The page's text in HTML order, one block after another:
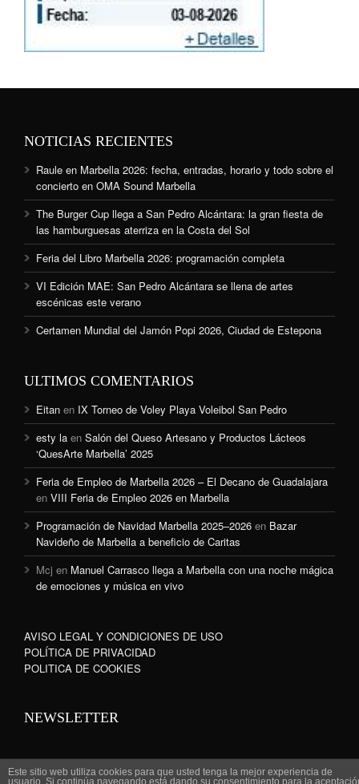
NOTICIAS RECIENTES
Raule en Marbella 2026: fecha, entradas, horario y todo sobre el
concierto en OMA Sound Marbella
The Burger Cup llega a San Pedro Alcántara: la gran fiesta de
las hamburguesas aterriza en la Costa del Sol
Feria del Libro Marbella 2026: programación completa
VI Edición MAE: San Pedro Alcántara se llena de artes
escénicas este verano
Certamen Mundial del Jamón Popi 2026, Ciudad de Estepona
ULTIMOS COMENTARIOS
Eitan en IX Torneo de Voley Playa Voleibol San Pedro
esty la en Salón del Queso Artesano y Productos Lácteos
‘QuesArte Marbella’ 2025
Feria de Empleo de Marbella 2026 – El Decano de Guadalajara
en VIII Feria de Empleo 2026 en Marbella
Programación de Navidad Marbella 2025–2026 en Bazar
Navideño de Marbella a beneficio de Caritas
Mcj en Manuel Carrasco llega a Marbella con una noche mágica
de emociones y música en vivo
AVISO LEGAL Y CONDICIONES DE USO
POLÍTICA DE PRIVACIDAD
POLITICA DE COOKIES
NEWSLETTER
Este sitio web utiliza cookies para que usted tenga la mejor experiencia de
usuario. Si continúa navegando está dando su consentimiento para la